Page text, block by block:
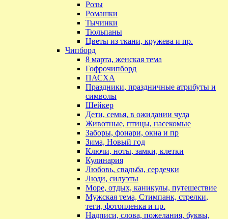
Розы
Ромашки
Тычинки
Тюльпаны
Цветы из ткани, кружева и пр.
Чипборд
8 марта, женская тема
Гофрочипборд
ПАСХА
Праздники, праздничные атрибуты и
символы
Шейкер
Дети, семья, в ожидании чуда
Животные, птицы, насекомые
Заборы, фонари, окна и пр
Зима, Новый год
Ключи, ноты, замки, клетки
Кулинария
Любовь, свадьба, сердечки
Люди, силуэты
Море, отдых, каникулы, путешествие
Мужская тема, Стимпанк, стрелки,
теги, фотопленка и пр.
Надписи, слова, пожелания, буквы,